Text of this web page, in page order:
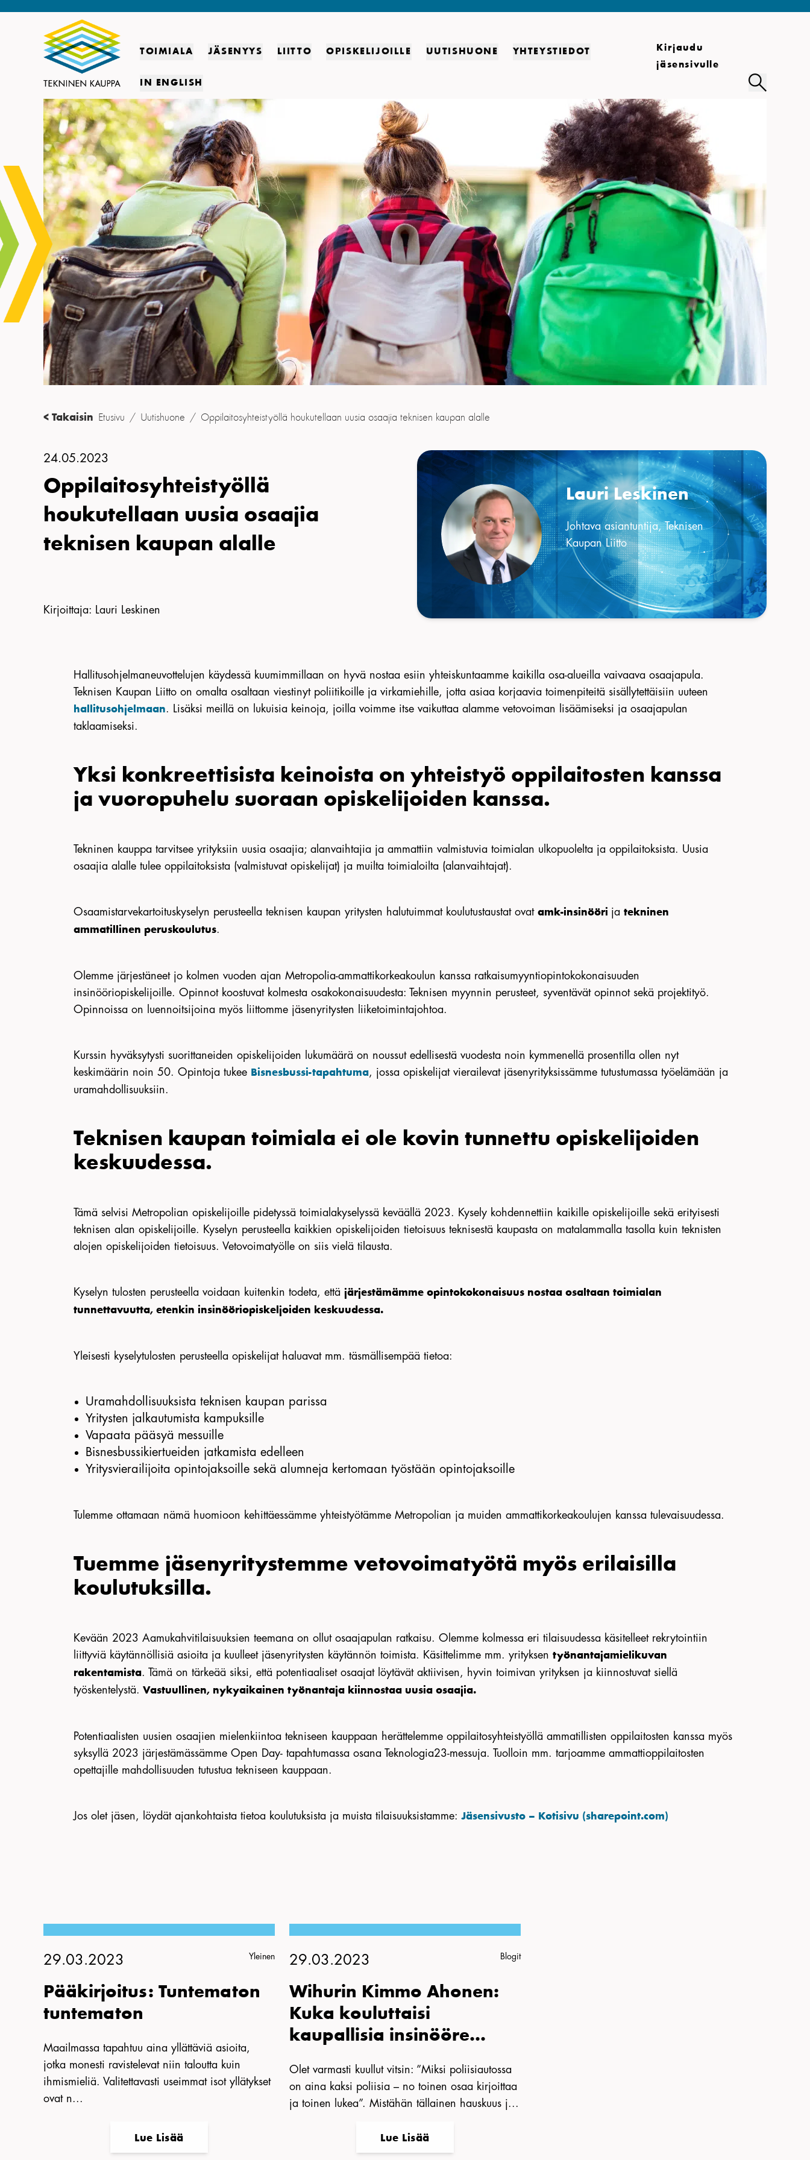
TOIMIALA JÄSENYYS LIITTO OPISKELIJOILLE UUTISHUONE YHTEYSTIEDOT
IN ENGLISH
Kirjaudu
jäsensivulle
< Takaisin Etusivu / Uutishuone / Oppilaitosyhteistyöllä houkutellaan uusia osaajia teknisen kaupan alalle
24.05.2023
Oppilaitosyhteistyöllä
houkutellaan uusia osaajia
teknisen kaupan alalle
Kirjoittaja: Lauri Leskinen
Lauri Leskinen
Johtava asiantuntija, Teknisen
Kaupan Liitto
Hallitusohjelmaneuvottelujen käydessä kuumimmillaan on hyvä nostaa esiin yhteiskuntaamme kaikilla osa-alueilla vaivaava osaajapula.
Teknisen Kaupan Liitto on omalta osaltaan viestinyt poliitikoille ja virkamiehille, jotta asiaa korjaavia toimenpiteitä sisällytettäisiin uuteen
hallitusohjelmaan. Lisäksi meillä on lukuisia keinoja, joilla voimme itse vaikuttaa alamme vetovoiman lisäämiseksi ja osaajapulan
taklaamiseksi.
Yksi konkreettisista keinoista on yhteistyö oppilaitosten kanssa
ja vuoropuhelu suoraan opiskelijoiden kanssa.
Tekninen kauppa tarvitsee yrityksiin uusia osaajia; alanvaihtajia ja ammattiin valmistuvia toimialan ulkopuolelta ja oppilaitoksista. Uusia
osaajia alalle tulee oppilaitoksista (valmistuvat opiskelijat) ja muilta toimialoilta (alanvaihtajat).
Osaamistarvekartoituskyselyn perusteella teknisen kaupan yritysten halutuimmat koulutustaustat ovat amk-insinööri ja tekninen
ammatillinen peruskoulutus.
Olemme järjestäneet jo kolmen vuoden ajan Metropolia-ammattikorkeakoulun kanssa ratkaisumyyntiopintokokonaisuuden
insinööriopiskelijoille. Opinnot koostuvat kolmesta osakokonaisuudesta: Teknisen myynnin perusteet, syventävät opinnot sekä projektityö.
Opinnoissa on luennoitsijoina myös liittomme jäsenyritysten liiketoimintajohtoa.
Kurssin hyväksytysti suorittaneiden opiskelijoiden lukumäärä on noussut edellisestä vuodesta noin kymmenellä prosentilla ollen nyt
keskimäärin noin 50. Opintoja tukee Bisnesbussi-tapahtuma, jossa opiskelijat vierailevat jäsenyrityksissämme tutustumassa työelämään ja
uramahdollisuuksiin.
Teknisen kaupan toimiala ei ole kovin tunnettu opiskelijoiden
keskuudessa.
Tämä selvisi Metropolian opiskelijoille pidetyssä toimialakyselyssä keväällä 2023. Kysely kohdennettiin kaikille opiskelijoille sekä erityisesti
teknisen alan opiskelijoille. Kyselyn perusteella kaikkien opiskelijoiden tietoisuus teknisestä kaupasta on matalammalla tasolla kuin teknisten
alojen opiskelijoiden tietoisuus. Vetovoimatyölle on siis vielä tilausta.
Kyselyn tulosten perusteella voidaan kuitenkin todeta, että järjestämämme opintokokonaisuus nostaa osaltaan toimialan
tunnettavuutta, etenkin insinööriopiskeljoiden keskuudessa.
Yleisesti kyselytulosten perusteella opiskelijat haluavat mm. täsmällisempää tietoa:
Uramahdollisuuksista teknisen kaupan parissa
Yritysten jalkautumista kampuksille
Vapaata pääsyä messuille
Bisnesbussikiertueiden jatkamista edelleen
Yritysvierailijoita opintojaksoille sekä alumneja kertomaan työstään opintojaksoille
Tulemme ottamaan nämä huomioon kehittäessämme yhteistyötämme Metropolian ja muiden ammattikorkeakoulujen kanssa tulevaisuudessa.
Tuemme jäsenyritystemme vetovoimatyötä myös erilaisilla
koulutuksilla.
Kevään 2023 Aamukahvitilaisuuksien teemana on ollut osaajapulan ratkaisu. Olemme kolmessa eri tilaisuudessa käsitelleet rekrytointiin
liittyviä käytännöllisiä asioita ja kuulleet jäsenyritysten käytännön toimista. Käsittelimme mm. yrityksen työnantajamielikuvan
rakentamista. Tämä on tärkeää siksi, että potentiaaliset osaajat löytävät aktiivisen, hyvin toimivan yrityksen ja kiinnostuvat siellä
työskentelystä. Vastuullinen, nykyaikainen työnantaja kiinnostaa uusia osaajia.
Potentiaalisten uusien osaajien mielenkiintoa tekniseen kauppaan herättelemme oppilaitosyhteistyöllä ammatillisten oppilaitosten kanssa myös
syksyllä 2023 järjestämässämme Open Day- tapahtumassa osana Teknologia23-messuja. Tuolloin mm. tarjoamme ammattioppilaitosten
opettajille mahdollisuuden tutustua tekniseen kauppaan.
Jos olet jäsen, löydät ajankohtaista tietoa koulutuksista ja muista tilaisuuksistamme: Jäsensivusto – Kotisivu (sharepoint.com)
29.03.2023 Yleinen
Pääkirjoitus: Tuntematon
tuntematon
Maailmassa tapahtuu aina yllättäviä asioita,
jotka monesti ravistelevat niin taloutta kuin
ihmismieliä. Valitettavasti useimmat isot yllätykset
ovat n...
Lue Lisää
29.03.2023 Blogit
Wihurin Kimmo Ahonen:
Kuka kouluttaisi
kaupallisia insinööre...
Olet varmasti kuullut vitsin: ”Miksi poliisiautossa
on aina kaksi poliisia – no toinen osaa kirjoittaa
ja toinen lukea”. Mistähän tällainen hauskuus j...
Lue Lisää